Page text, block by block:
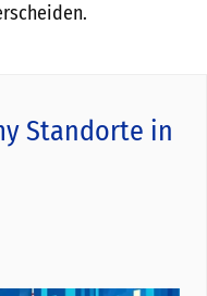
Standorte in